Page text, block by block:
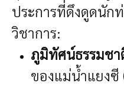
ประการที่ดึงดูดนัก
วิชาการ:
ภูมิทัศน์ธรรมช
ของแม่น้ำแยงซี